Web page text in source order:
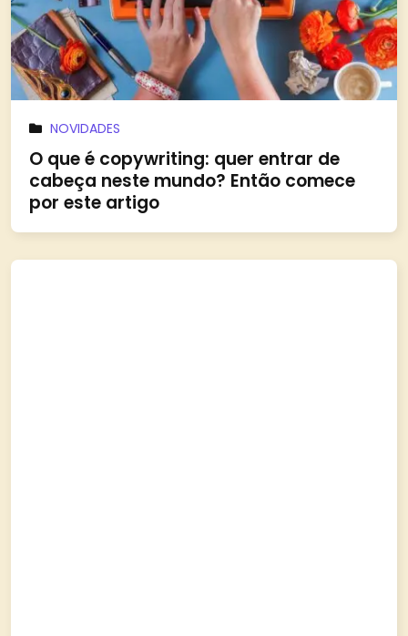
NOVIDADES
O que é copywriting: quer entrar de
cabeça neste mundo? Então comece
por este artigo